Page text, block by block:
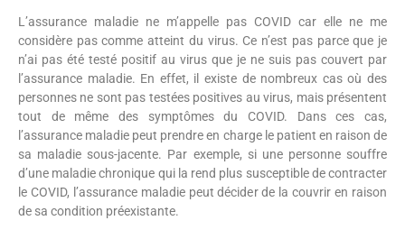
L’assurance maladie ne m’appelle pas COVID car elle ne me
considère pas comme atteint du virus. Ce n’est pas parce que je
n’ai pas été testé positif au virus que je ne suis pas couvert par
l’assurance maladie. En effet, il existe de nombreux cas où des
personnes ne sont pas testées positives au virus, mais présentent
tout de même des symptômes du COVID. Dans ces cas,
l’assurance maladie peut prendre en charge le patient en raison de
sa maladie sous-jacente. Par exemple, si une personne souffre
d’une maladie chronique qui la rend plus susceptible de contracter
le COVID, l’assurance maladie peut décider de la couvrir en raison
de sa condition préexistante.